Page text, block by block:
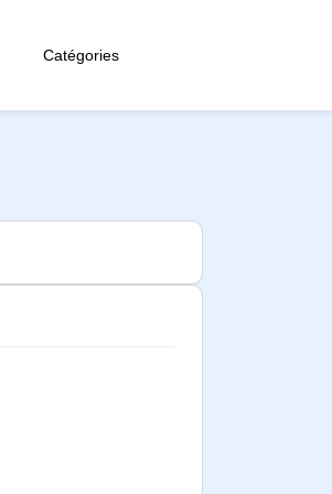
Catégories